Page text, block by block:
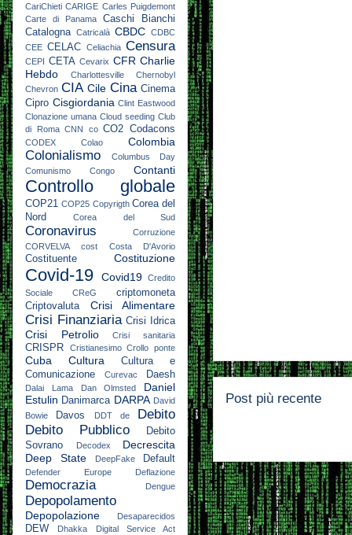
Post più recente
CariChieti CARIGE Carles Puigdemont
Carte di Panama
Caschi Bianchi
Catalogna Catricalà CBDC CDBC
CEE CELAC Celiachia Censura
CEPI CETA Cevarix CFR Charlie
Hebdo
Charlottesville
Chernobyl
Chevron CIA Cile Cina Cinema
Cipro Cisgiordania Clint Eastwood
Clonazione umana Cloud seeding Club
di Roma CNN co CO2 Codacons
CODEX Colao Colombia
Colonialismo
Columbus Day
Comunismo
Congo Contanti
Controllo globale
COP21 COP25 Copyrigth Corea del
Nord
Corea del Sud
Coronavirus
Corruzione
CORVELVA
cost Costa D'Avorio
Costituente Costituzione
Covid-19 Covid19
Credito
Sociale
CReG
criptomoneta
Criptovaluta
Crisi Alimentare
Crisi Finanziaria Crisi Idrica
Crisi Petrolio Crisi sanitaria
CRISPR Cristianesimo Crollo ponte
Cuba Cultura
Cultura e
Comunicazione
Curevac Daesh
Dalai Lama Dan Olmsted
Daniel
Estulin Danimarca DARPA David
Bowie
Davos DDT de
Debito
Debito Pubblico
Debito
Sovrano
Decodex
Decrescita
Deep State
DeepFake Default
Defender Europe Deflazione
Democrazia Dengue
Depopolamento
Depopolazione Desaparecidos
DEW Dhakka Digital Service Act